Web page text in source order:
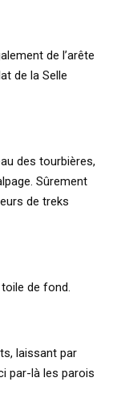
de l’arête
de la Selle
des tourbières,
Sûrement
de treks
de fond.
laissant par
par-là les parois